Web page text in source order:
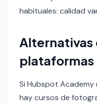
habituales: calidad
Alternativas
plataformas
Si Hubspot
hay cursos de